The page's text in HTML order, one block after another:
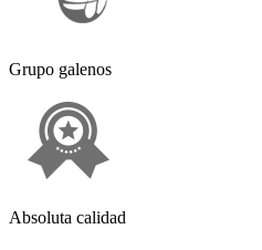
Grupo galenos
Absoluta calidad